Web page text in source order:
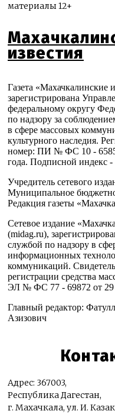
материалы 12+
известия
Газета «Махачкалинские
зарегистрирована
федеральному округу
по надзору за
в сфере массовых
культурного наследия.
номер: ПИ № ФС 10 - 6585
года. Подписной индекс
Учредитель сетевого
Муниципальное
Редакция газеты
Сетевое издание
(midag.ru),
службой по надзору в
информационных
коммуникаций.
регистрации средства
ЭЛ № ФС 77 - 69872 от 29
Главный редактор:
Азизович
Адрес: 367003,
Республика Дагестан,
г. Махачкала, ул. И.